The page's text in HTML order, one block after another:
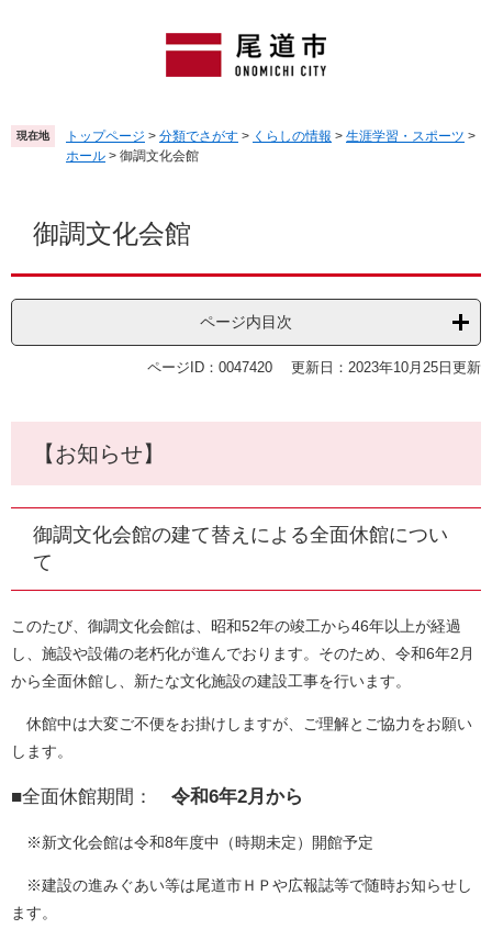
頭
で
飛
ば
現在地 トップページ > 分類でさがす > くらしの情報 > 生涯学習・スポーツ >
ホール > 御調文化会館
御調文化会館
ページ内目次
ページID：0047420 更新日：2023年10月25日更新
【お知らせ】
御調文化会館の建て替えによる全面休館につい
て
このたび、御調文化会館は、昭和52年の竣工から46年以上が経過
し、施設や設備の老朽化が進んでおります。そのため、令和6年2月
から全面休館し、新たな文化施設の建設工事を行います。
休館中は大変ご不便をお掛けしますが、ご理解とご協力をお願い
します。
■全面休館期間： 令和6年2月から
※新文化会館は令和8年度中（時期未定）開館予定
※建設の進みぐあい等は尾道市ＨＰや広報誌等で随時お知らせし
ます。